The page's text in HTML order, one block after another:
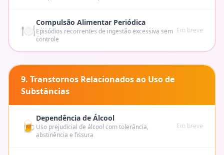
🍽️Compulsão Alimentar Periódica
Episódios recorrentes de ingestão excessiva sem
controle
Em breve
9. Transtornos Relacionados ao Uso de
Substâncias
🍺 Dependência de Álcool
Uso prejudicial de álcool com tolerância,
abstinência e fissura
Em breve